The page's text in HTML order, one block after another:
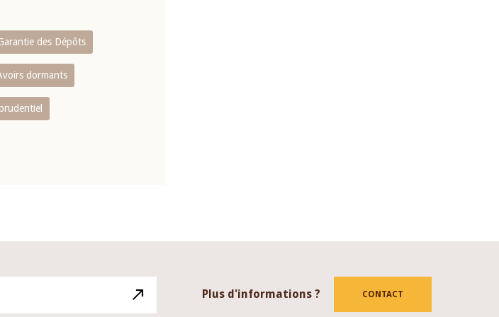
des Dépôts
dormants
Plus d'informations ? CONTACT